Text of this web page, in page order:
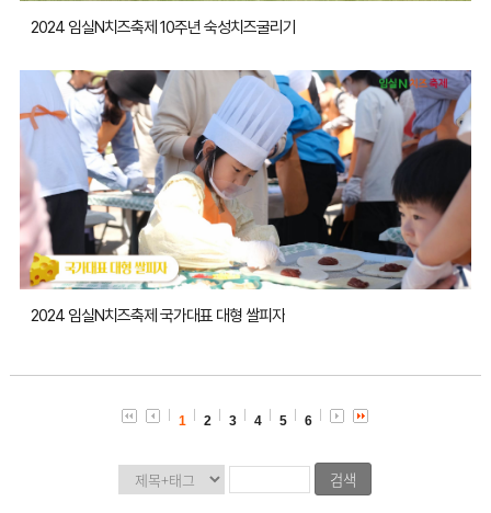
2024 임실N치즈축제 10주년 숙성치즈굴리기
2024 임실N치즈축제 국가대표 대형 쌀피자
1 2 3 4 5 6